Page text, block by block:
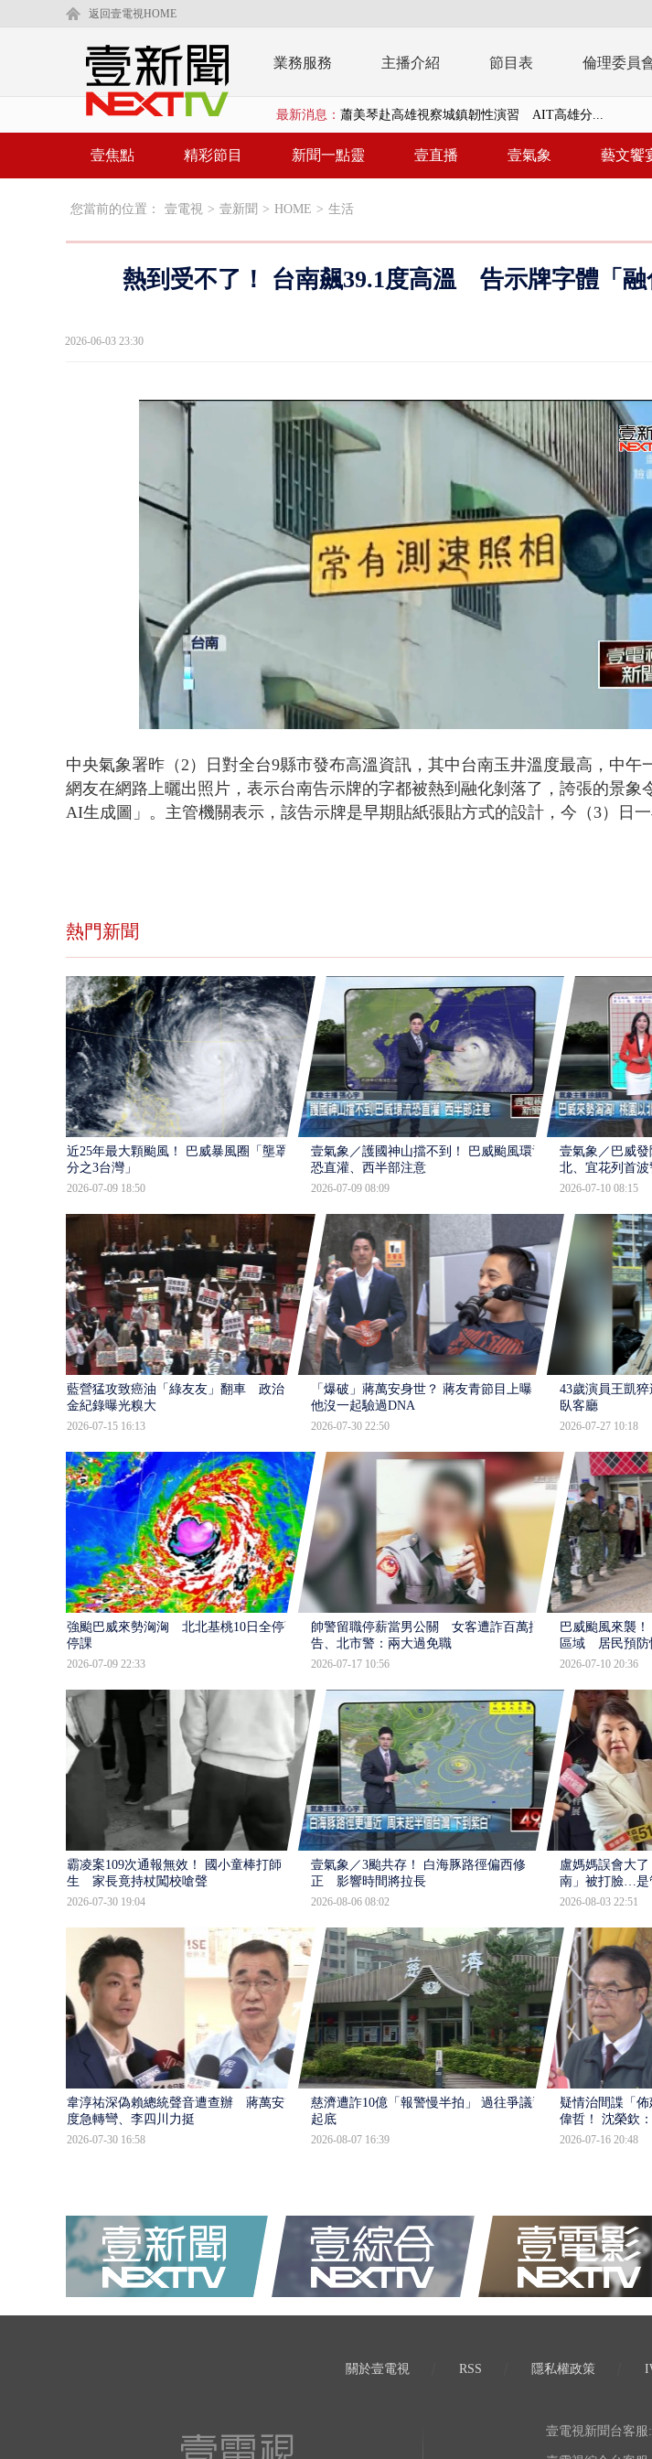
返回壹電視HOME
業務服務 主播介紹 節目表 倫理委員
最新消息： 「鯨魚」挾風雨肆虐菲律賓 土石流災情釀6
BP出道10周年！ 8／8見面會限40粉絲 YG大...
沖繩機場航班取消！ 滯留旅客「拚手速」搶...
蕭美琴赴高雄視察城鎮韌性演習 AIT高雄分...
壹焦點 精彩節目 新聞一點靈 壹直播 壹氣象 藝文饗
您當前的位置： 壹電視 > 壹新聞 > HOME > 生活
熱到受不了！ 台南飆39.1度高溫 告示牌字體「融
2026-06-03 23:30
Unmute Loaded:
46.31%
中央氣象署昨（2）日對全台9縣市發布高溫資訊，其中台南玉井溫度最高，中午
網友在網路上曬出照片，表示台南告示牌的字都被熱到融化剝落了，誇張的景象
AI生成圖」。主管機關表示，該告示牌是早期貼紙張貼方式的設計，今（3）日一
熱門新聞
近25年最大顆颱風！ 巴威暴風圈「壟罩4
分之3台灣」
2026-07-09 18:50
壹氣象／護國神山擋不到！ 巴威颱風環流
恐直灌、西半部注意
2026-07-09 08:09
壹氣象／巴威
北、宜花列首波
2026-07-10 08:15
藍營猛攻致癌油「綠友友」翻車 政治獻
金紀錄曝光糗大
2026-07-15 16:13
「爆破」蔣萬安身世？ 蔣友青節目上曝：
他沒一起驗過DNA
2026-07-30 22:50
43歲演員王凱
臥客廳
2026-07-27 10:18
強颱巴威來勢洶洶 北北基桃10日全停班
停課
2026-07-09 22:33
帥警留職停薪當男公關 女客遭詐百萬提
告、北市警：兩大過免職
2026-07-17 10:56
巴威颱風來襲！
區域 居民預防
2026-07-10 20:36
霸凌案109次通報無效！ 國小童棒打師
生 家長竟持杖闖校嗆聲
2026-07-30 19:04
壹氣象／3颱共存！ 白海豚路徑偏西修
正 影響時間將拉長
2026-08-06 08:02
盧媽媽誤會大
南」被打臉…是
2026-08-03 22:51
韋淳祐深偽賴總統聲音遭查辦 蔣萬安態
度急轉彎、李四川力挺
2026-07-30 16:58
慈濟遭詐10億「報警慢半拍」 過往爭議遭
起底
2026-08-07 16:39
疑情治間諜「
偉哲！ 沈榮欽
2026-07-16 20:48
關於壹電視 RSS 隱私權政策
壹電視新聞台客服